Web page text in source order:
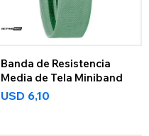
Banda de Resistencia
Media de Tela Miniband
USD 6,10